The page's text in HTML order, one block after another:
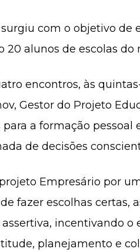
com o objetivo de
20 alunos de escolas
encontros, às
Gestor do Projeto
a formação
de decisões
Empresário por
fazer escolhas certas,
incentivando
planejamento e